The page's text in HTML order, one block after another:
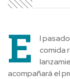
E
l
comida
acompañará el